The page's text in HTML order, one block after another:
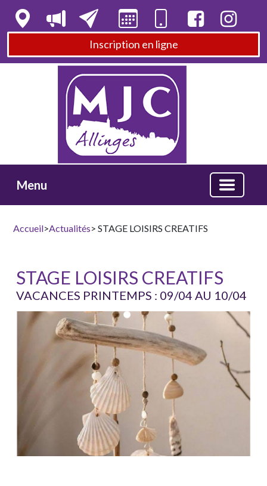
Inscription en ligne
Menu
Accueil>Actualités> STAGE LOISIRS CREATIFS
STAGE LOISIRS CREATIFS
VACANCES PRINTEMPS : 09/04 AU 10/04